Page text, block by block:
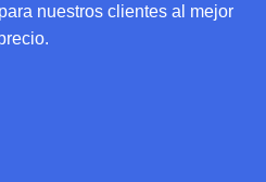
nuestros clientes al mejor